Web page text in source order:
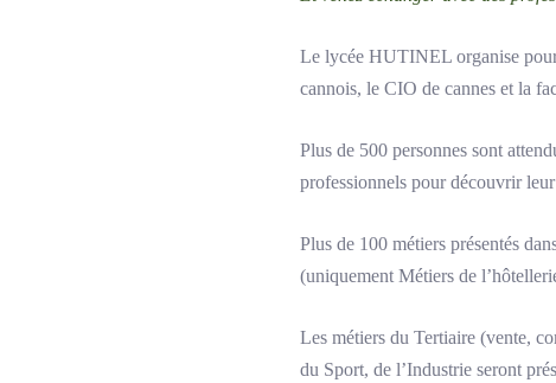
Le lycée HUTINEL organise pour
cannois, le CIO de cannes et la
Plus de 500 personnes sont
professionnels pour découvrir
Plus de 100 métiers présentés
(uniquement Métiers de
Les métiers du Tertiaire (vente,
du Sport, de l’Industrie seront